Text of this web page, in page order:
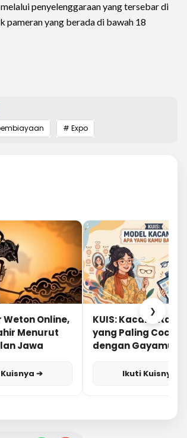
penyelenggaraan yang tersebar di
yang berada di bawah 18
# Expo
Online,
Menurut
Jawa
➔
KUIS: Kacamata Apa
yang Paling Cocok
dengan Gayamu?
Ikuti Kuisnya ➔
❯